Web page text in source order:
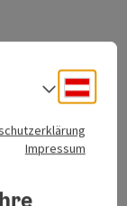
1999 ihren
wurde auch in
und gelebt.
Impressum